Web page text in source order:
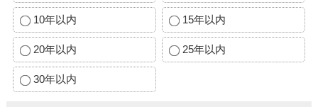
10年以内 15年以内
20年以内 25年以内
30年以内